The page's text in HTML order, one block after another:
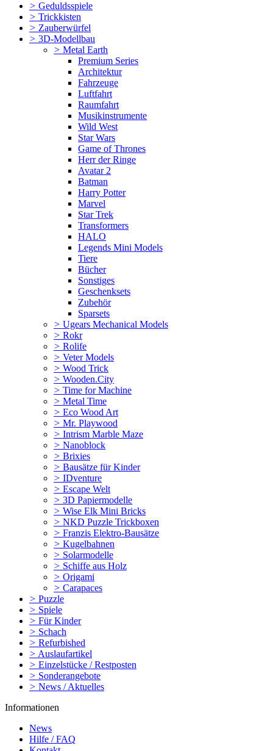
> Geduldsspiele
> Trickkisten
> Zauberwürfel
> 3D-Modellbau
> Metal Earth
Premium Series
Architektur
Fahrzeuge
Luftfahrt
Raumfahrt
Musikinstrumente
Wild West
Star Wars
Game of Thrones
Herr der Ringe
Avatar 2
Batman
Harry Potter
Marvel
Star Trek
Transformers
HALO
Legends Mini Models
Tiere
Bücher
Sonstiges
Geschenksets
Zubehör
Sparsets
> Ugears Mechanical Models
> Rokr
> Rolife
> Veter Models
> Wood Trick
> Wooden.City
> Time for Machine
> Metal Time
> Eco Wood Art
> Mr. Playwood
> Intrism Marble Maze
> Nanoblock
> Brixies
> Bausätze für Kinder
> IDventure
> Escape Welt
> 3D Papiermodelle
> Wise Elk Mini Bricks
> NKD Puzzle Trickboxen
> Franzis Elektro-Bausätze
> Kugelbahnen
> Solarmodelle
> Schiffe aus Holz
> Origami
> Carapaces
> Puzzle
> Spiele
> Für Kinder
> Schach
> Refurbished
> Auslaufartikel
> Einzelstücke / Restposten
> Sonderangebote
> News / Aktuelles
Informationen
News
Hilfe / FAQ